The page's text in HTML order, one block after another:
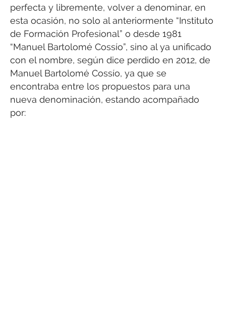
perfecta y libremente, volver a denominar, en
esta ocasión, no solo al anteriormente “Instituto
de Formación Profesional” o desde 1981
“Manuel Bartolomé Cossío”, sino al ya unificado
con el nombre, según dice perdido en 2012, de
Manuel Bartolomé Cossío, ya que se
encontraba entre los propuestos para una
nueva denominación, estando acompañado
por: